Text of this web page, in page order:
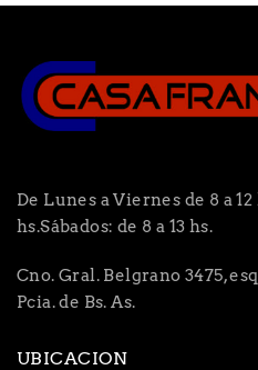
De Lunes a Viernes de 8 a 12
hs.Sábados: de 8 a 13 hs.
Cno. Gral. Belgrano 3475,
Pcia. de Bs. As.
UBICACION